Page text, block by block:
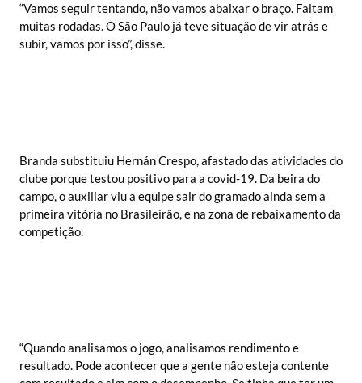
“Vamos seguir tentando, não vamos abaixar o braço. Faltam
muitas rodadas. O São Paulo já teve situação de vir atrás e
subir, vamos por isso”, disse.
Branda substituiu Hernán Crespo, afastado das atividades do
clube porque testou positivo para a covid-19. Da beira do
campo, o auxiliar viu a equipe sair do gramado ainda sem a
primeira vitória no Brasileirão, e na zona de rebaixamento da
competição.
“Quando analisamos o jogo, analisamos rendimento e
resultado. Pode acontecer que a gente não esteja contente